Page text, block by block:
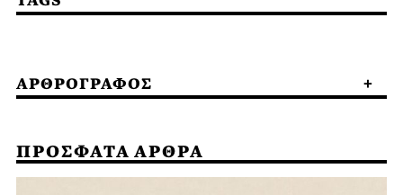
ΑΡΘΡΟΓΡΑΦΟΣ
ΠΡΟΣΦΑΤΑ ΑΡΘΡΑ